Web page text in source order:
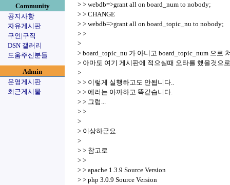
Community
공지사항
자유게시판
구인|구직
DSN 갤러리
도움주신분들
Admin
운영게시판
최근게시물
> > webdb=>grant all on board_num to nobody;
> > CHANGE
> > webdb=>grant all on board_topic_nu to nobody;
> >
>
> board_topic_nu 가 아니고 board_topic_num 으로
> 아마도 여기 게시판에 적으실때 오타를 했을것으
>
> > 이렇게 실행하고도 안됩니다..
> > 에러는 아까하고 똑같습니다.
> > 그럼...
> >
>
> 이상하군요.
>
> > 참고로
> >
> > apache 1.3.9 Source Version
> > php 3.0.9 Source Version